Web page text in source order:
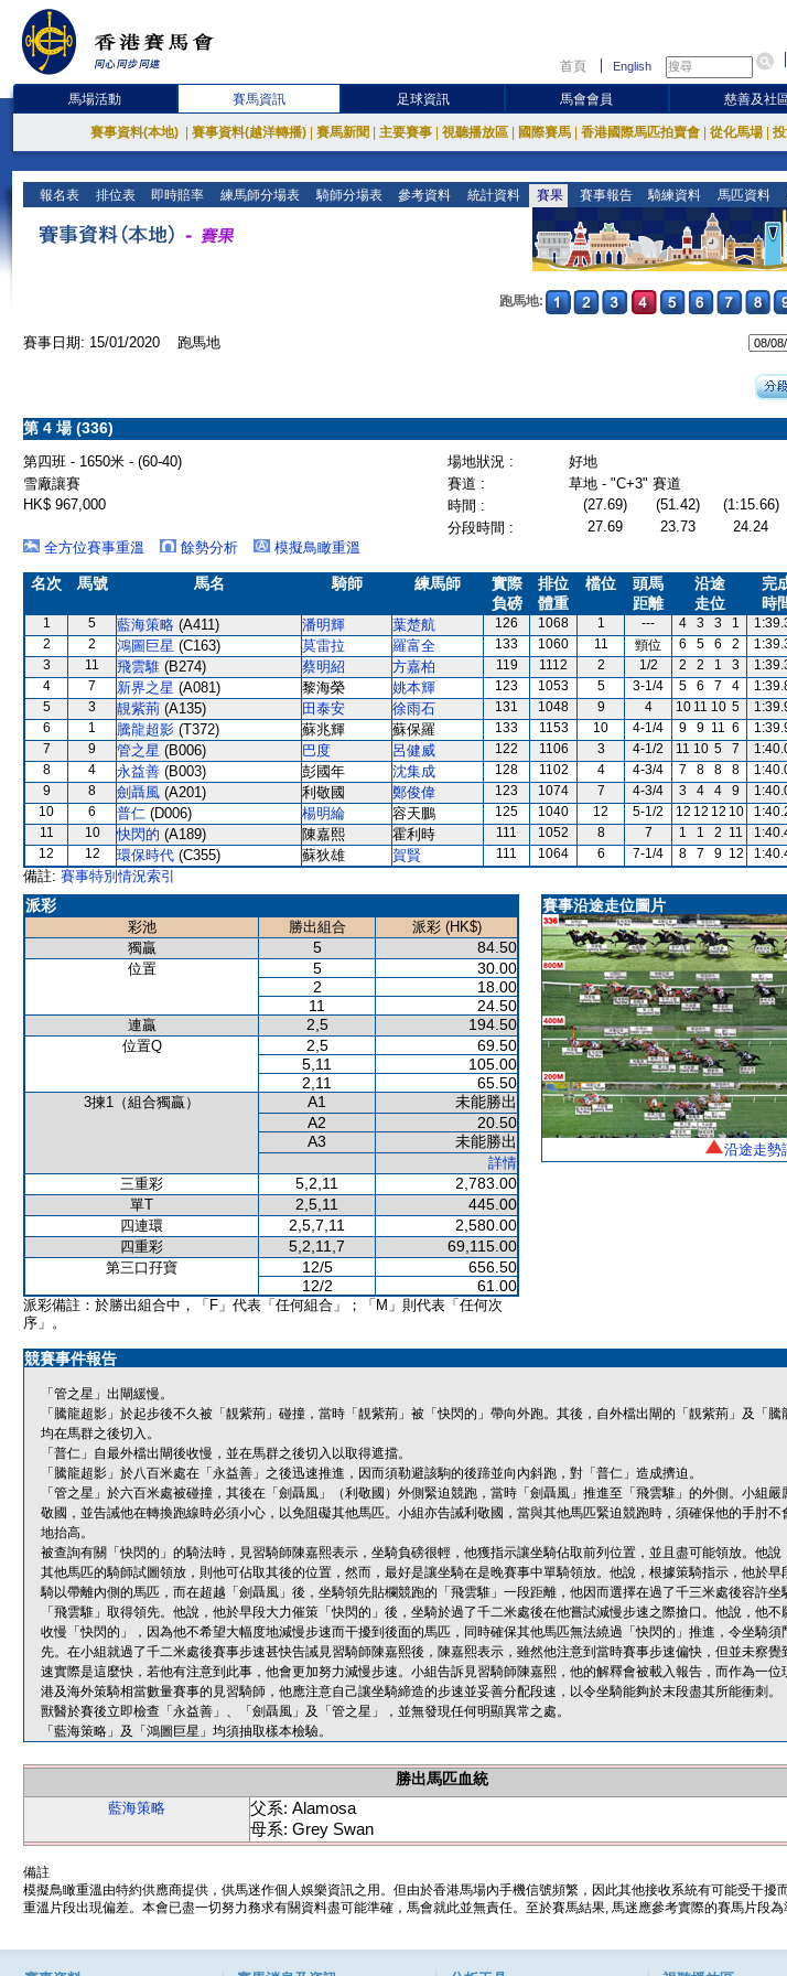
首頁 English
馬場活動 賽馬資訊 足球資訊 馬會會員 慈善及社
賽事資料(本地) 賽事資料(越洋轉播) 賽馬新聞 主要賽事 視聽播放區 國際賽馬 香港國際馬匹拍賣會 從化馬場
報名表 排位表 即時賠率 練馬師分場表 騎師分場表 參考資料 統計資料 賽果 賽事報告 騎練資料 馬匹資料
跑馬地:
賽事日期: 15/01/2020 跑馬地
第 4 場 (336)
第四班 - 1650米 - (60-40) 場地狀況 :
好地
雪廠讓賽
賽道 :
草地 - "C+3" 賽道
HK$ 967,000
時間 : (27.69) (51.42) (1:15.66)
分段時間 :
27.69 23.73 24.24
全方位賽事重溫
餘勢分析 模擬鳥瞰重溫
名次 馬號 馬名 騎師 練馬師
實際
負磅
排位
體重
檔位
頭馬
距離
沿途
走位
完
時
1 5 藍海策略 (A411) 潘明輝 葉楚航 126 1068 1 --- 4 3 3 1
2
2 鴻圖巨星 (C163) 莫雷拉 羅富全 133 1060 11 頸位 6 5 6 2
3
11 飛雲騅 (B274) 蔡明紹 方嘉柏 119 1112 2 1/2 2 2 1 3
4
7 新界之星 (A081) 黎海榮 姚本輝 123 1053 5 3-1/4 5 6 7 4
5
3 靚紫荊 (A135) 田泰安 徐雨石 131 1048 9 4 10 11 10 5
6
1 騰龍超影 (T372) 蘇兆輝 蘇保羅 133 1153 10 4-1/4 9 9 11 6
7
9 管之星 (B006) 巴度 呂健威 122 1106 3 4-1/2 11 10 5 7
8
4 永益善 (B003) 彭國年 沈集成 128 1102 4 4-3/4 7 8 8 8
9
8 劍聶風 (A201) 利敬國 鄭俊偉 123 1074 7 4-3/4 3 4 4 9
10
6 普仁 (D006) 楊明綸 容天鵬 125 1040 12 5-1/2 12 12 12 10
11
10 快閃的 (A189) 陳嘉熙 霍利時 111 1052 8 7 1 1 2 11
12
12 環保時代 (C355) 蘇狄雄 賀賢 111 1064 6 7-1/4 8 7 9 12
備註: 賽事特別情況索引
派彩
彩池 勝出組合
派彩 (HK$)
獨贏
5 84.50
位置 5
30.00
2
18.00
11
24.50
連贏 2,5 194.50
位置Q 2,5
69.50
5,11
105.00
2,11
65.50
3揀1（組合獨贏） A1
未能勝出
A2
20.50
A3
未能勝出
詳情
三重彩
5,2,11 2,783.00
單T 2,5,11 445.00
四連環 2,5,7,11 2,580.00
四重彩 5,2,11,7 69,115.00
第三口孖寶 12/5
656.50
12/2
61.00
派彩備註：於勝出組合中，「F」代表「任何組合」；「M」則代表「任何次
序」。
賽事沿途走位圖片
沿途走勢
競賽事件報告
「管之星」出閘緩慢。
「騰龍超影」於起步後不久被「靚紫荊」碰撞，當時「靚紫荊」被「快閃的」帶向外跑。其後，自外檔出閘的「靚紫荊」及「騰
均在馬群之後切入。
「普仁」自最外檔出閘後收慢，並在馬群之後切入以取得遮擋。
「騰龍超影」於八百米處在「永益善」之後迅速推進，因而須勒避該駒的後蹄並向內斜跑，對「普仁」造成擠迫。
「管之星」於六百米處被碰撞，其後在「劍聶風」（利敬國）外側緊迫競跑，當時「劍聶風」推進至「飛雲騅」的外側。小組嚴
敬國，並告誡他在轉換跑線時必須小心，以免阻礙其他馬匹。小組亦告誡利敬國，當與其他馬匹緊迫競跑時，須確保他的手肘不
地抬高。
被查詢有關「快閃的」的騎法時，見習騎師陳嘉熙表示，坐騎負磅很輕，他獲指示讓坐騎佔取前列位置，並且盡可能領放。他說
其他馬匹的騎師試圖領放，則他可佔取其後的位置，然而，最好是讓坐騎在是晚賽事中單騎領放。他說，根據策騎指示，他於早
騎以帶離內側的馬匹，而在超越「劍聶風」後，坐騎領先貼欄競跑的「飛雲騅」一段距離，他因而選擇在過了千三米處後容許坐
「飛雲騅」取得領先。他說，他於早段大力催策「快閃的」後，坐騎於過了千二米處後在他嘗試減慢步速之際搶口。他說，他不
收慢「快閃的」，因為他不希望大幅度地減慢步速而干擾到後面的馬匹，同時確保其他馬匹無法繞過「快閃的」推進，令坐騎須
先。在小組就過了千二米處後賽事步速甚快告誡見習騎師陳嘉熙後，陳嘉熙表示，雖然他注意到當時賽事步速偏快，但並未察覺
速實際是這麼快，若他有注意到此事，他會更加努力減慢步速。小組告訴見習騎師陳嘉熙，他的解釋會被載入報告，而作為一位
港及海外策騎相當數量賽事的見習騎師，他應注意自己讓坐騎締造的步速並妥善分配段速，以令坐騎能夠於末段盡其所能衝刺。
獸醫於賽後立即檢查「永益善」、「劍聶風」及「管之星」，並無發現任何明顯異常之處。
「藍海策略」及「鴻圖巨星」均須抽取樣本檢驗。
勝出馬匹血統
藍海策略
父系: Alamosa
母系: Grey Swan
備註
模擬鳥瞰重溫由特約供應商提供，供馬迷作個人娛樂資訊之用。但由於香港馬場內手機信號頻繁，因此其他接收系統有可能受干擾
重溫片段出現偏差。本會已盡一切努力務求有關資料盡可能準確，馬會就此並無責任。至於賽馬結果, 馬迷應參考實際的賽馬片段為